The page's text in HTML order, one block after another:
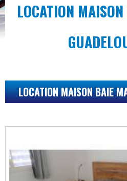
LOCATION
LOCATION MAISON BAIE